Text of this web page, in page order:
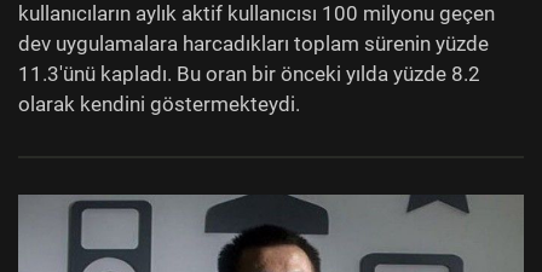
kullanıcıların aylık aktif kullanıcısı 100 milyonu geçen
dev uygulamalara harcadıkları toplam sürenin yüzde
11.3'ünü kapladı. Bu oran bir önceki yılda yüzde 8.2
olarak kendini göstermekteydi.